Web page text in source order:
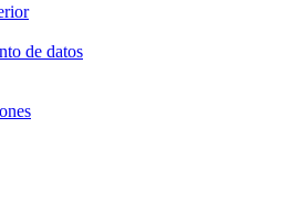
de datos